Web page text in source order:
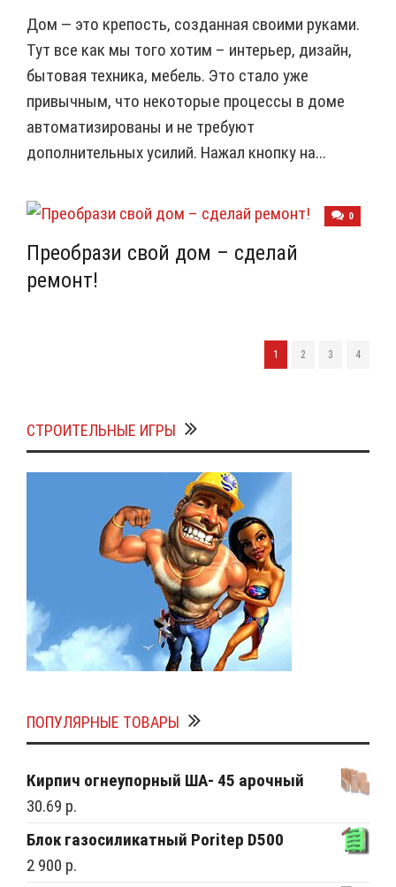
Дом — это крепость, созданная своими руками.
Тут все как мы того хотим – интерьер, дизайн,
бытовая техника, мебель. Это стало уже
привычным, что некоторые процессы в доме
автоматизированы и не требуют
дополнительных усилий. Нажал кнопку на...
0
Преобрази свой дом – сделай
ремонт!
1 2 3 4
СТРОИТЕЛЬНЫЕ ИГРЫ
ПОПУЛЯРНЫЕ ТОВАРЫ
Кирпич огнеупорный ША- 45 арочный
30.69 р.
Блок газосиликатный Poritep D500
2 900 р.